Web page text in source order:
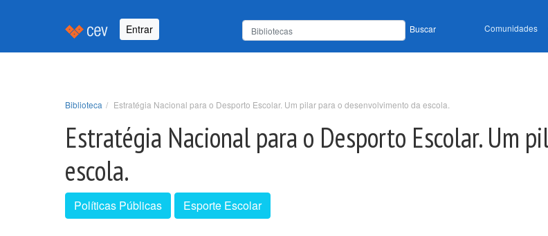
Entrar Buscar Comunidades
Biblioteca Estratégia Nacional para o Desporto Escolar. Um pilar para o desenvolvimento da escola.
Estratégia Nacional para o Desporto Escolar. Um
escola.
Políticas Públicas Esporte Escolar